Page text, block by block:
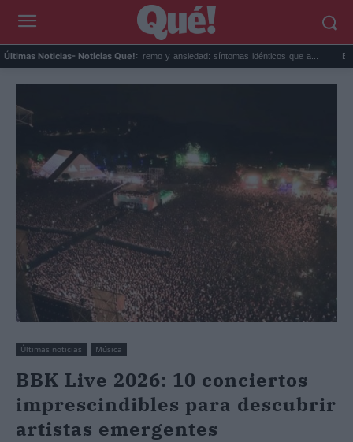
Últimas Noticias- Noticias Que!:
hoy mis... Calor extremo y ansiedad: síntomas idénticos que a... El precio de
Últimas noticias Música
BBK Live 2026: 10 conciertos
imprescindibles para descubrir
artistas emergentes